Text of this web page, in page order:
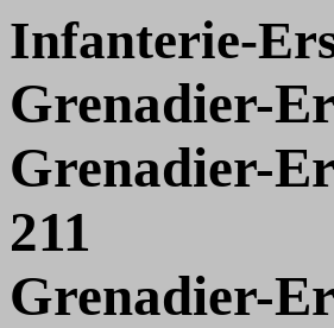
Infanterie-
Grenadier-
Grenadier-
211
Grenadier-